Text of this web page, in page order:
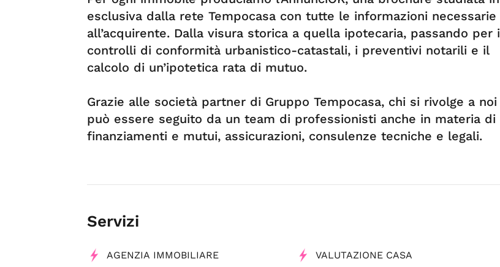
esclusiva dalla rete Tempocasa con tutte le informazioni necessarie
all’acquirente. Dalla visura storica a quella ipotecaria, passando per i
controlli di conformità urbanistico-catastali, i preventivi notarili e il
calcolo di un’ipotetica rata di mutuo.
Grazie alle società partner di Gruppo Tempocasa, chi si rivolge a noi
può essere seguito da un team di professionisti anche in materia di
finanziamenti e mutui, assicurazioni, consulenze tecniche e legali.
Servizi
AGENZIA IMMOBILIARE VALUTAZIONE CASA